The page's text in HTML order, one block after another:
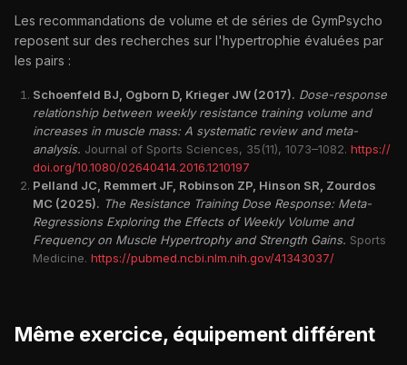
Les recommandations de volume et de séries de GymPsycho
reposent sur des recherches sur l'hypertrophie évaluées par
les pairs :
Schoenfeld BJ, Ogborn D, Krieger JW (2017). Dose-response
relationship between weekly resistance training volume and
increases in muscle mass: A systematic review and meta-
analysis. Journal of Sports Sciences, 35(11), 1073–1082. https://
doi.org/10.1080/02640414.2016.1210197
Pelland JC, Remmert JF, Robinson ZP, Hinson SR, Zourdos
MC (2025). The Resistance Training Dose Response: Meta-
Regressions Exploring the Effects of Weekly Volume and
Frequency on Muscle Hypertrophy and Strength Gains. Sports
Medicine. https://pubmed.ncbi.nlm.nih.gov/41343037/
Même exercice, équipement différent